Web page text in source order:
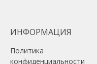
ИНФОРМАЦИЯ
Политика
конфиденциальности